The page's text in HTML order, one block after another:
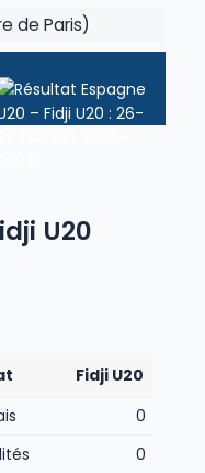
de Paris)
U20
Fidji U20
0
0